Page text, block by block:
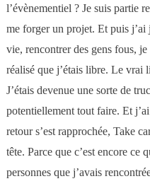
l’évènementiel ? Je suis partie
me forger un projet. Et puis j’ai
vie, rencontrer des gens fous,
réalisé que j’étais libre. Le vrai
J’étais devenue une sorte de
potentiellement tout faire. Et
retour s’est rapprochée, Take
tête. Parce que c’est encore ce
personnes que j’avais